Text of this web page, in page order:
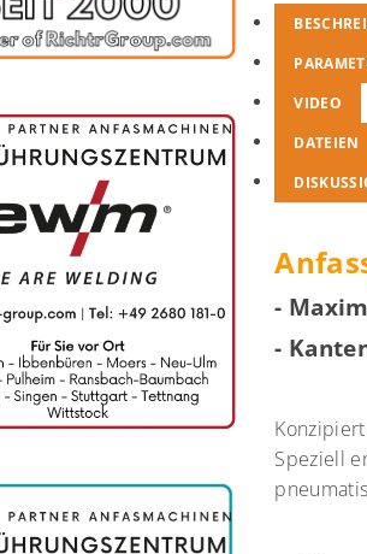
VIDEO
DATEIEN
-
-
Speziell